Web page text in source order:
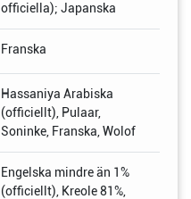
officiella); Japanska
Franska
Hassaniya Arabiska
(officiellt), Pulaar,
Soninke, Franska, Wolof
Engelska mindre än 1%
(officiellt), Kreole 81%,